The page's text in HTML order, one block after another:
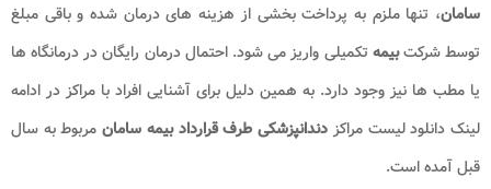
سامان، تنها ملزم به پرداخت بخشی از هزینه های درمان شده و باقی مبلغ
توسط شرکتبیمه تکمیلی واریز می شود. احتمال درمان رایگان در درمانگاه ها
یا مطب ها نیز وجود دارد. به همین دلیل برای آشنایی افراد با مراکز در ادامه
لینک دانلود لیست مراکز دندانپزشکی طرف قرارداد بیمه سامانمربوط به سال
قبل آمده است.